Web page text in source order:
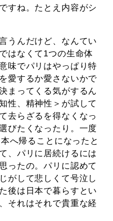
すね。たとえ内容がシ
うんだけど、なんてい
はなくて1つの生命体
味でパリはやっぱり特
愛するか愛さないかで
まってくる気がするん
性、精神性＞が試して
去らざるを得なくなっ
びたくなったり。一度
へ帰ることになったと
、パリに居続けるには
ったの。パリに認めて
がして悲しくて号泣し
後は日本で暮らすとい
それはそれで貴重な経